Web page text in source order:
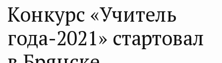
Конкурс «Учитель
года-2021» стартовал